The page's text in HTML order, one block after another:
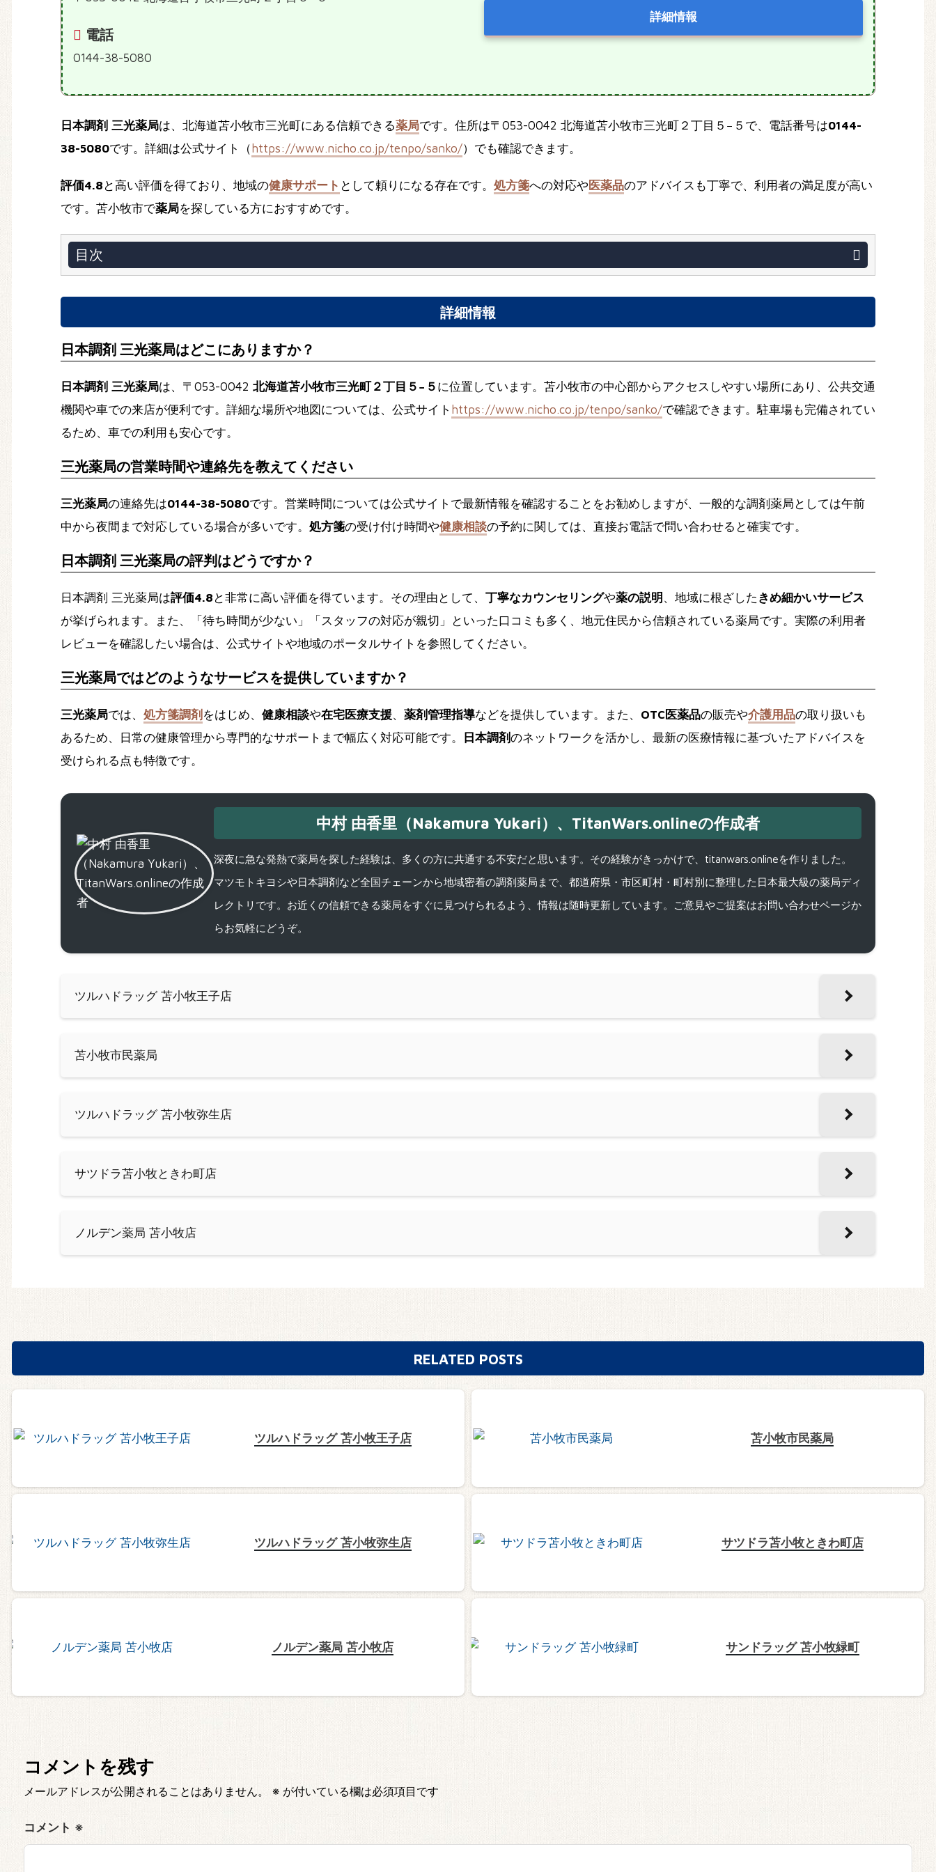
電話
0144-38-5080
詳細情報
日本調剤 三光薬局は、北海道苫小牧市三光町にある信頼できる薬局です。住所は〒053-0042 北海道苫小牧市三光町２丁目５−５で、電話番号は0144-
38-5080です。詳細は公式サイト（https://www.nicho.co.jp/tenpo/sanko/）でも確認できます。
評価4.8 と高い評価を得ており、地域の健康サポート として頼りになる存在です。 処方箋への対応や医薬品のアドバイスも丁寧で、利用者の満足度が高い
です。苫小牧市で薬局を探している方におすすめです。
目次
詳細情報
日本調剤 三光薬局はどこにありますか？
日本調剤 三光薬局は、〒053-0042 北海道苫小牧市三光町２丁目５−５ に位置しています。苫小牧市の中心部からアクセスしやすい場所にあり、公共交通
機関や車での来店が便利です。詳細な場所や地図については、公式サイト https://www.nicho.co.jp/tenpo/sanko/で確認できます。駐車場も完備されてい
るため、車での利用も安心です。
三光薬局の営業時間や連絡先を教えてください
三光薬局の連絡先は0144-38-5080です。営業時間については公式サイトで最新情報を確認することをお勧めしますが、一般的な調剤薬局としては午前
中から夜間まで対応している場合が多いです。 処方箋の受け付け時間や健康相談の予約に関しては、直接お電話で問い合わせると確実です。
日本調剤 三光薬局の評判はどうですか？
日本調剤 三光薬局は評価4.8 と非常に高い評価を得ています。その理由として、 丁寧なカウンセリングや薬の説明 、地域に根ざした きめ細かいサービス
が挙げられます。また、「待ち時間が少ない」「スタッフの対応が親切」といった口コミも多く、地元住民から信頼されている薬局です。実際の利用者
レビューを確認したい場合は、公式サイトや地域のポータルサイトを参照してください。
三光薬局ではどのようなサービスを提供していますか？
三光薬局では、 処方箋調剤 をはじめ、 健康相談や在宅医療支援、 薬剤管理指導などを提供しています。また、 OTC医薬品の販売や介護用品の取り扱いも
あるため、日常の健康管理から専門的なサポートまで幅広く対応可能です。 日本調剤のネットワークを活かし、最新の医療情報に基づいたアドバイスを
受けられる点も特徴です。
中村 由香里（Nakamura Yukari）、TitanWars.onlineの作成者
深夜に急な発熱で薬局を探した経験は、多くの方に共通する不安だと思います。その経験がきっかけで、titanwars.onlineを作りました。
マツモトキヨシや日本調剤など全国チェーンから地域密着の調剤薬局まで、都道府県・市区町村・町村別に整理した日本最大級の薬局ディ
レクトリです。お近くの信頼できる薬局をすぐに見つけられるよう、情報は随時更新しています。ご意見やご提案はお問い合わせページか
らお気軽にどうぞ。
ツルハドラッグ 苫小牧王子店
苫小牧市民薬局
ツルハドラッグ 苫小牧弥生店
サツドラ苫小牧ときわ町店
ノルデン薬局 苫小牧店
RELATED POSTS
ツルハドラッグ 苫小牧王子店 苫小牧市民薬局
ツルハドラッグ 苫小牧弥生店 サツドラ苫小牧ときわ町店
ノルデン薬局 苫小牧店 サンドラッグ 苫小牧緑町
コメントを残す
メールアドレスが公開されることはありません。 ※ が付いている欄は必須項目です
コメント ※